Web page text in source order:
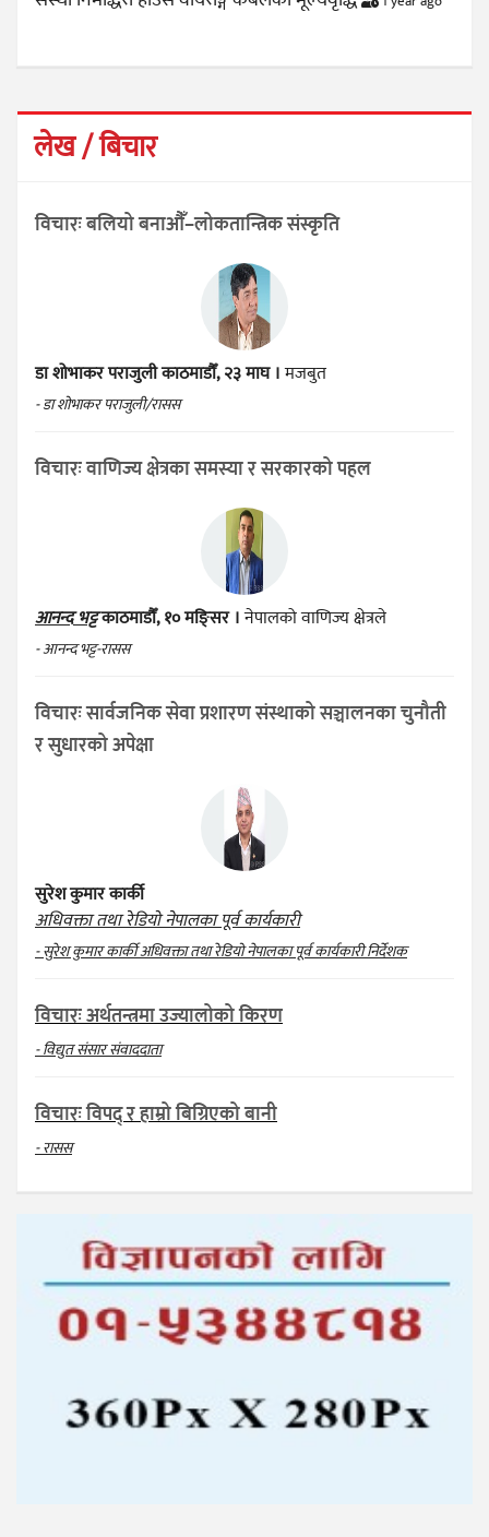
लेख / बिचार
विचारः बलियो बनाऔँ–लोकतान्त्रिक संस्कृति
डा शोभाकर पराजुलीकाठमाडौँ, २३ माघ ।मजबुत
- डा शोभाकर पराजुली/रासस
विचारः वाणिज्य क्षेत्रका समस्या र सरकारको पहल
आनन्द भट्टकाठमाडौँ, १० मङ्सिर ।नेपालको वाणिज्य क्षेत्रले
- आनन्द भट्ट-रासस
विचारः सार्वजनिक सेवा प्रशारण संस्थाको सञ्चालनका चुनौती
र सुधारको अपेक्षा
सुरेश कुमार कार्की
अधिवक्ता तथा रेडियो नेपालका पूर्व कार्यकारी
- सुरेश कुमार कार्की अधिवक्ता तथा रेडियो नेपालका पूर्व कार्यकारी निर्देशक
विचारः अर्थतन्त्रमा उज्यालोको किरण
- विद्युत संसार संवाददाता
विचारः विपद् र हाम्रो बिग्रिएको बानी
- रासस